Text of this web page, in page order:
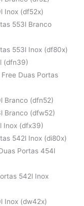
Inox (df52x)
553l Branco
553l Inox (df80x)
(dfn39)
Duas Portas
Branco (dfn52)
Branco (dfw52)
Inox (dfx39)
542l Inox (di80x)
Portas 454l
542l Inox
Inox (dw42x)